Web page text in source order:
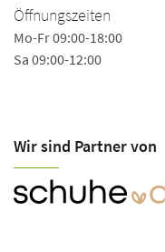
Öffnungszeiten
Mo-Fr 09:00-18:00
Sa 09:00-12:00
Wir sind Partner von